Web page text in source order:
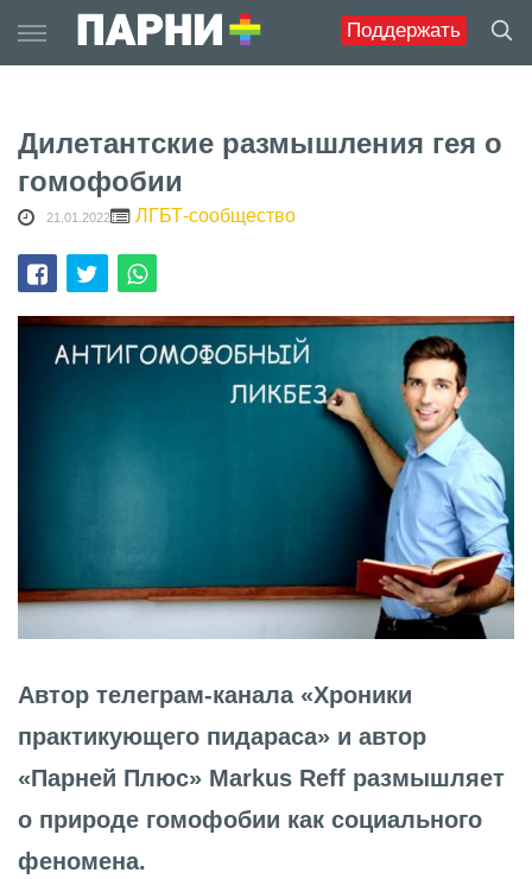
Поддержать
to
content
Дилетантские размышления гея о
гомофобии
21.01.2022 ЛГБТ-сообщество
Автор телеграм-канала «Хроники
практикующего пидараса» и автор
«Парней Плюс» Markus Reff размышляет
о природе гомофобии как социального
феномена.